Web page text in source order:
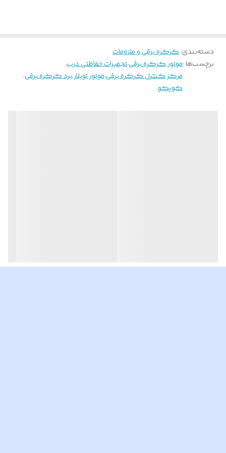
میکند و مرکز کنترل 4 کانال اور سالها میهمان و
خدمتگذار شما خواهد بود .
دسته‌بندی:کرکره برقی و ملزومات
برچسب‌ها :موتور کرکره برقی،تجهیزات حفاظتی درب،
مرکز کنترل کرکره برقی،موتور توبلار،برد کرکره برقی،
کویکو